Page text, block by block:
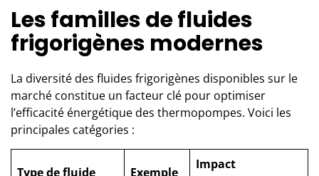
Les familles de fluides
frigorigènes modernes
La diversité des fluides frigorigènes disponibles sur le
marché constitue un facteur clé pour optimiser
l’efficacité énergétique des thermopompes. Voici les
principales catégories :
Type de fluide Exemple
Impact